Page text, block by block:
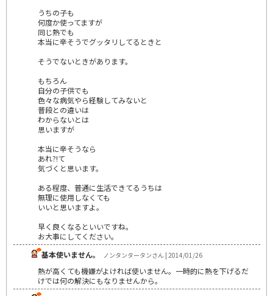
うちの子も
何度か使ってますが
同じ熱でも
本当に辛そうでグッタリしてるときと
そうでないときがあります。
もちろん
自分の子供でも
色々な病気やら経験してみないと
普段との違いは
わからないとは
思いますが
本当に辛そうなら
あれ?!て
気づくと思います。
ある程度、普通に生活できてるうちは
無理に使用しなくても
いいと思いますよ。
早く良くなるといいですね。
お大事にしてください。
基本使いません。
ノンタンタータンさん | 2014/01/26
熱が高くても機嫌がよければ使いません。一時的に熱を下げるだ
けでは何の解決にもなりませんから。